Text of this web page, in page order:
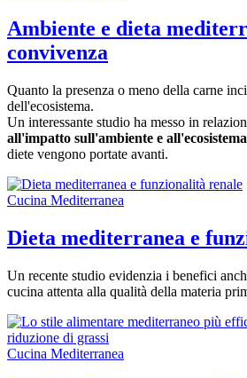
Ambiente e dieta
convivenza
Quanto la presenza o meno della carne
dell'ecosistema.
Un interessante studio ha messo in
all'impatto sull'ambiente e
diete vengono portate avanti.
Cucina Mediterranea
Dieta mediterranea e
Un recente studio evidenzia i benefici
cucina attenta alla qualità della materia
Cucina Mediterranea